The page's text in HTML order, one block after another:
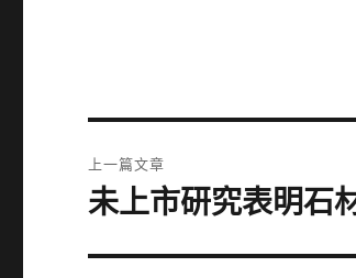
章
上一篇文章
上
篇
未上市研究表明石